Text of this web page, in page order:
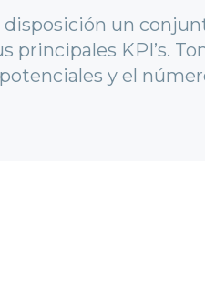
un
principales KPI’s.
y el